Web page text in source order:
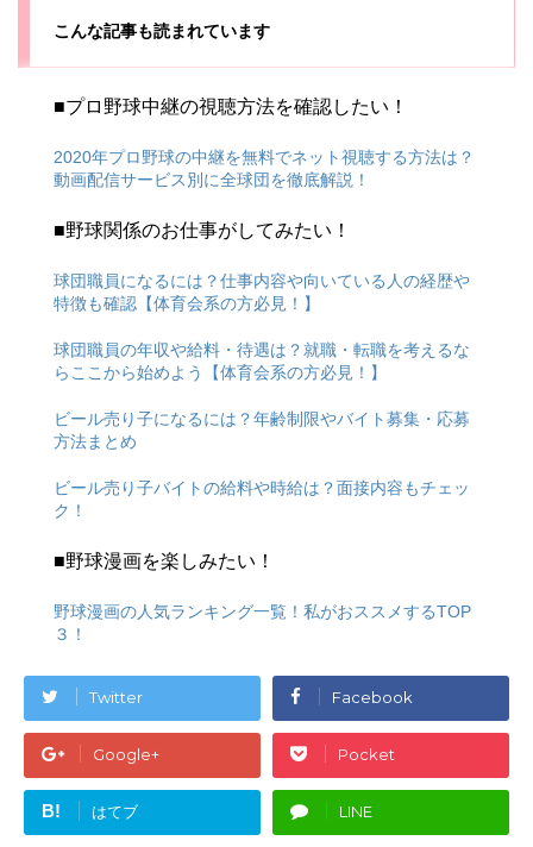
こんな記事も読まれています
■プロ野球中継の視聴方法を確認したい！
2020年プロ野球の中継を無料でネット視聴する方法は？
動画配信サービス別に全球団を徹底解説！
■野球関係のお仕事がしてみたい！
球団職員になるには？仕事内容や向いている人の経歴や
特徴も確認【体育会系の方必見！】
球団職員の年収や給料・待遇は？就職・転職を考えるな
らここから始めよう【体育会系の方必見！】
ビール売り子になるには？年齢制限やバイト募集・応募
方法まとめ
ビール売り子バイトの給料や時給は？面接内容もチェッ
ク！
■野球漫画を楽しみたい！
野球漫画の人気ランキング一覧！私がおススメするTOP
３！
Twitter Facebook
Google+ Pocket
B! はてブ LINE